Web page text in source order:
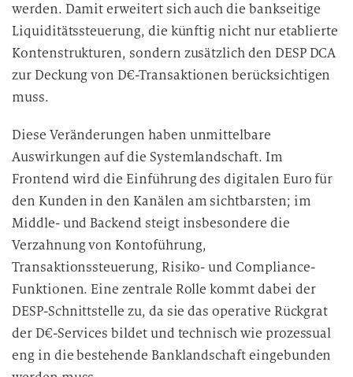
werden. Damit erweitert sich auch die bankseitige
Liquiditätssteuerung, die künftig nicht nur etablierte
Kontenstrukturen, sondern zusätzlich den DESP DCA
zur Deckung von D€-Transaktionen berücksichtigen
muss.
Diese Veränderungen haben unmittelbare
Auswirkungen auf die Systemlandschaft. Im
Frontend wird die Einführung des digitalen Euro für
den Kunden in den Kanälen am sichtbarsten; im
Middle- und Backend steigt insbesondere die
Verzahnung von Kontoführung,
Transaktionssteuerung, Risiko- und Compliance-
Funktionen. Eine zentrale Rolle kommt dabei der
DESP-Schnittstelle zu, da sie das operative Rückgrat
der D€-Services bildet und technisch wie prozessual
eng in die bestehende Banklandschaft eingebunden